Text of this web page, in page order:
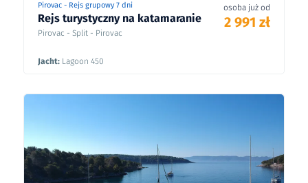
Pirovac - Rejs grupowy 7 dni
Rejs turystyczny na katamaranie
Pirovac - Split - Pirovac
Jacht: Lagoon 450
osoba już od
2 991 zł